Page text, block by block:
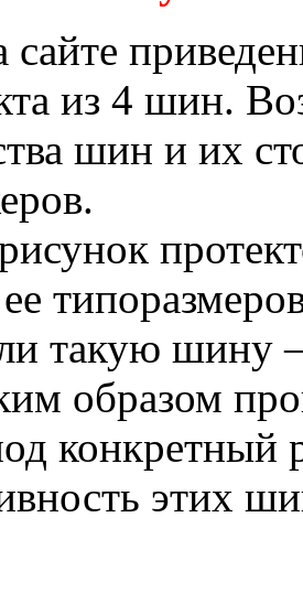
из 4 шин.
шин и их
такую шину
образом
конкретный
этих